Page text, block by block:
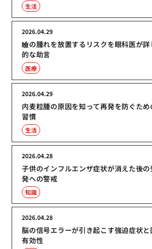
生活
瞼の腫れを放置するリスクを眼科医が
的な助言
2026.04.29
医療
内麦粒腫の原因を知って再発を防ぐた
習慣
2026.04.29
生活
子供のインフルエンザ症状が消えた後
発への警戒
2026.04.28
知識
脳の信号エラーが引き起こす強迫症状
有効性
2026.04.28